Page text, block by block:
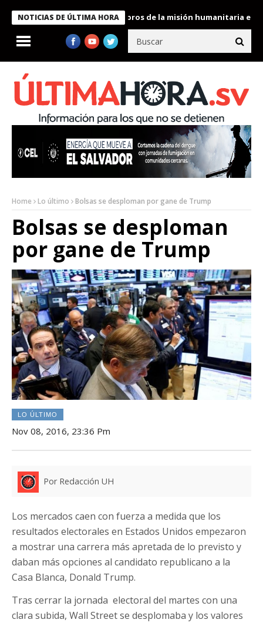
NOTICIAS DE ÚLTIMA HORA
Bukele condecora a miembros de la misión humanitaria enviada
Home Lo último Bolsas se desploman por gane de Trump
Bolsas se desploman
por gane de Trump
LO ÚLTIMO
Nov 08, 2016, 23:36 Pm
Por Redacción UH
Los mercados caen con fuerza a medida que los
resultados electorales en Estados Unidos empezaron
a mostrar una carrera más apretada de lo previsto y
daban más opciones al candidato republicano a la
Casa Blanca, Donald Trump.
Tras cerrar la jornada electoral del martes con una
clara subida, Wall Street se desplomaba y los valores